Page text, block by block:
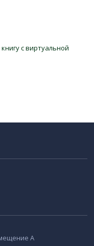
с виртуальной
А